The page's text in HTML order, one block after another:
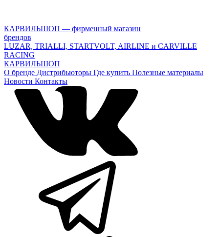
КАРВИЛЬШОП — фирменный магазин
брендов
LUZAR, TRIALLI, STARTVOLT, AIRLINE и CARVILLE
RACING
КАРВИЛЬШОП
О бренде Дистрибьюторы Где купить Полезные материалы
Новости Контакты